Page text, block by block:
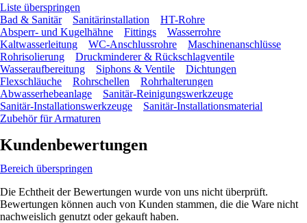
Liste überspringen
Bad & Sanitär
Sanitärinstallation
HT-Rohre
Absperr- und Kugelhähne
Fittings
Wasserrohre
Kaltwasserleitung
WC-Anschlussrohre
Maschinenanschlüsse
Rohrisolierung
Druckminderer & Rückschlagventile
Wasseraufbereitung
Siphons & Ventile
Dichtungen
Flexschläuche
Rohrschellen
Rohrhalterungen
Abwasserhebeanlage
Sanitär-Reinigungswerkzeuge
Sanitär-Installationswerkzeuge
Sanitär-Installationsmaterial
Zubehör für Armaturen
Kundenbewertungen
Bereich überspringen
Die Echtheit der Bewertungen wurde von uns nicht überprüft.
Bewertungen können auch von Kunden stammen, die die Ware nicht
nachweislich genutzt oder gekauft haben.